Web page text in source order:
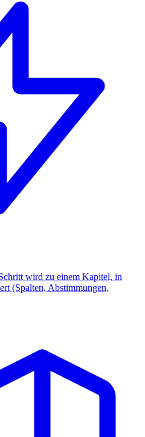
wird zu einem Kapitel, in
(Spalten, Abstimmungen,